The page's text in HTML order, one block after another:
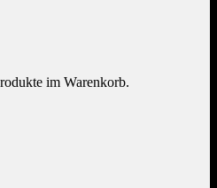
im Warenkorb.